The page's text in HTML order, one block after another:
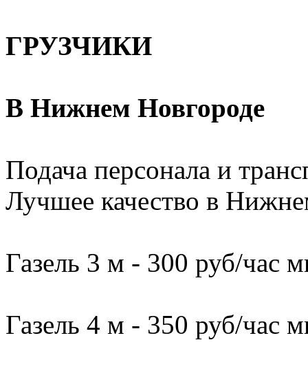
ГРУЗЧИКИ
В Нижнем Новгороде
Подача персонала и
Лучшее качество в
Газель 3 м - 300 руб/час
Газель 4 м - 350 руб/час